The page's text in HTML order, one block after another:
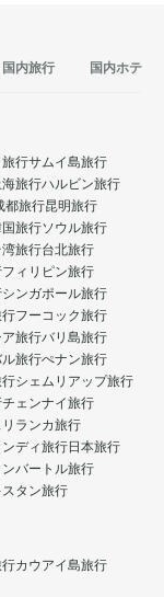
国内旅行 国内ホテル
行サムイ島旅行
旅行ハルビン旅行
都旅行昆明旅行
旅行ソウル旅行
湾旅行台北旅行
フィリピン旅行
シンガポール旅行
フーコック旅行
旅行バリ島旅行
旅行ぺナン旅行
行シェムリアップ旅行
チェンナイ旅行
リランカ旅行
ンディ旅行日本旅行
ンバートル旅行
タン旅行
カウアイ島旅行